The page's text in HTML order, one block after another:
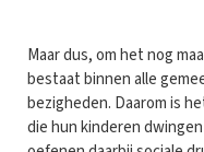
Maar dus, om het nog
bestaat binnen alle
bezigheden. Daarom is
die hun kinderen